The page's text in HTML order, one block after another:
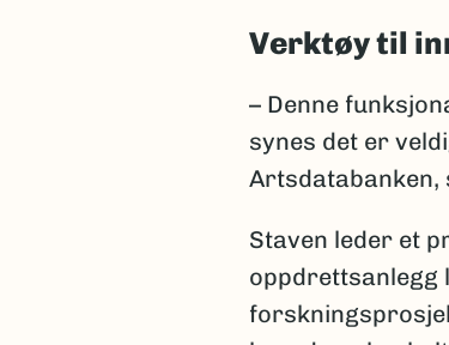
Verktøy til
– Denne
synes det er
Artsdatabanken,
Staven leder et
oppdrettsanlegg